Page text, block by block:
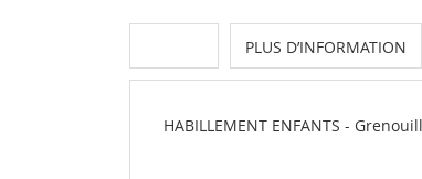
PLUS D’INFORMATION
HABILLEMENT ENFANTS -